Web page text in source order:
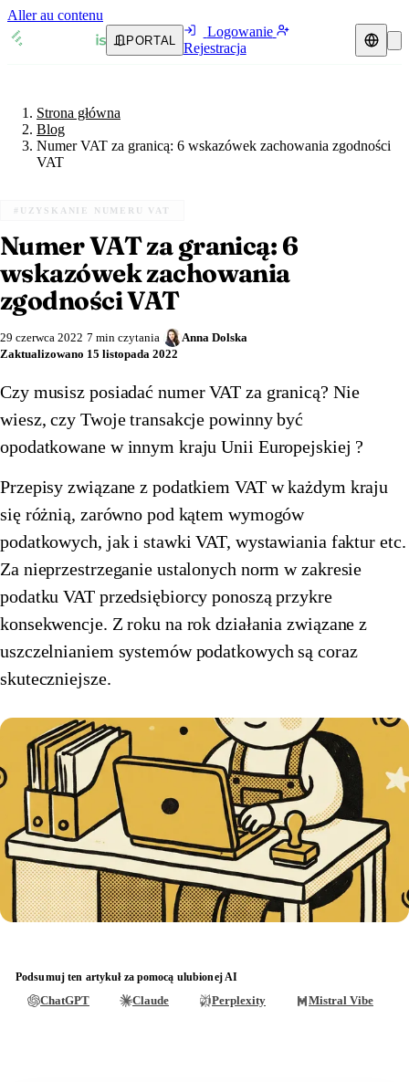
Aller au contenu
🇦🇹Austria
🇧🇪
🇭🇷 Chorwacja
🇨🇾 Cypr
🇩🇰 Dania
🇪🇪 Estonia
🇫🇮 Finlandia
🇪🇱 Grecja
🇪🇸 Hiszpania
🇳🇱 Holandia
🇮🇪 Irlandia
🇱🇹 Litwa
🇱🇻 Łotwa
🇲🇹 Malta
🇩🇪 Niemcy
🇳🇴 Norwegia
🇵🇱 Polska
🇷🇴 Rumunia
Przewodniki VAT
🇦🇹
🇧🇬 Bułgaria
🇭🇷 Chorwacja
🇨🇿 Czechy
🇩🇰 Dania
🇫🇷 Francja
🇪🇱 Grecja
🇪🇸 Hiszpania
🇳🇱 Holandia
🇮🇪
🇱🇺 Luksemburg
🇱🇻 Łotwa
🇲🇹 Malta
🇩🇪 Niemcy
🇳🇴 Norwegia
🇵🇹 Portugalia
Zasoby i blog
Weryfikacja numeru VAT
Kalkulator VAT
PORTAL
Logowanie
Rejestracja
Strona główna
Blog
Numer VAT za granicą: 6 wskazówek zachowania zgodności
VAT
#UZYSKANIE NUMERU VAT
Numer VAT za granicą: 6
wskazówek zachowania
zgodności VAT
29 czerwca 2022 7 min czytania
Anna Dolska
Zaktualizowano 15 listopada 2022
Czy musisz posiadać numer VAT za granicą? Nie
wiesz, czy Twoje transakcje powinny być
opodatkowane w innym kraju Unii Europejskiej ?
Przepisy związane z podatkiem VAT w każdym kraju
się różnią, zarówno pod kątem wymogów
podatkowych, jak i stawki VAT, wystawiania faktur etc.
Za nieprzestrzeganie ustalonych norm w zakresie
podatku VAT przedsiębiorcy ponoszą przykre
konsekwencje. Z roku na rok działania związane z
uszczelnianiem systemów podatkowych są coraz
skuteczniejsze.
Podsumuj ten artykuł za pomocą ulubionej AI
ChatGPT Claude Perplexity Mistral Vibe